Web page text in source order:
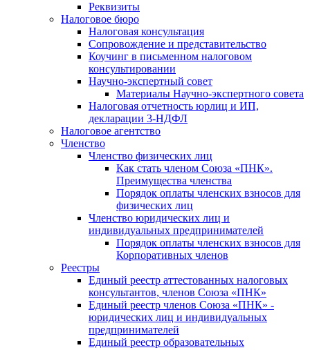
Реквизиты
Налоговое бюро
Налоговая консультация
Cопровождение и представительство
Коучинг в письменном налоговом
консультировании
Научно-экспертный совет
Материалы Научно-экспертного совета
Налоговая отчетность юрлиц и ИП,
декларации 3-НДФЛ
Налоговое агентство
Членство
Членство физических лиц
Как стать членом Союза «ПНК».
Преимущества членства
Порядок оплаты членских взносов для
физических лиц
Членство юридических лиц и
индивидуальных предпринимателей
Порядок оплаты членских взносов для
Корпоративных членов
Реестры
Единый реестр аттестованных налоговых
консультантов, членов Союза «ПНК»
Единый реестр членов Союза «ПНК» -
юридических лиц и индивидуальных
предпринимателей
Единый реестр образовательных